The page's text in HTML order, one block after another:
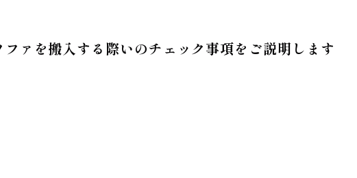
ァを搬入する際いのチェック事項をご説明します